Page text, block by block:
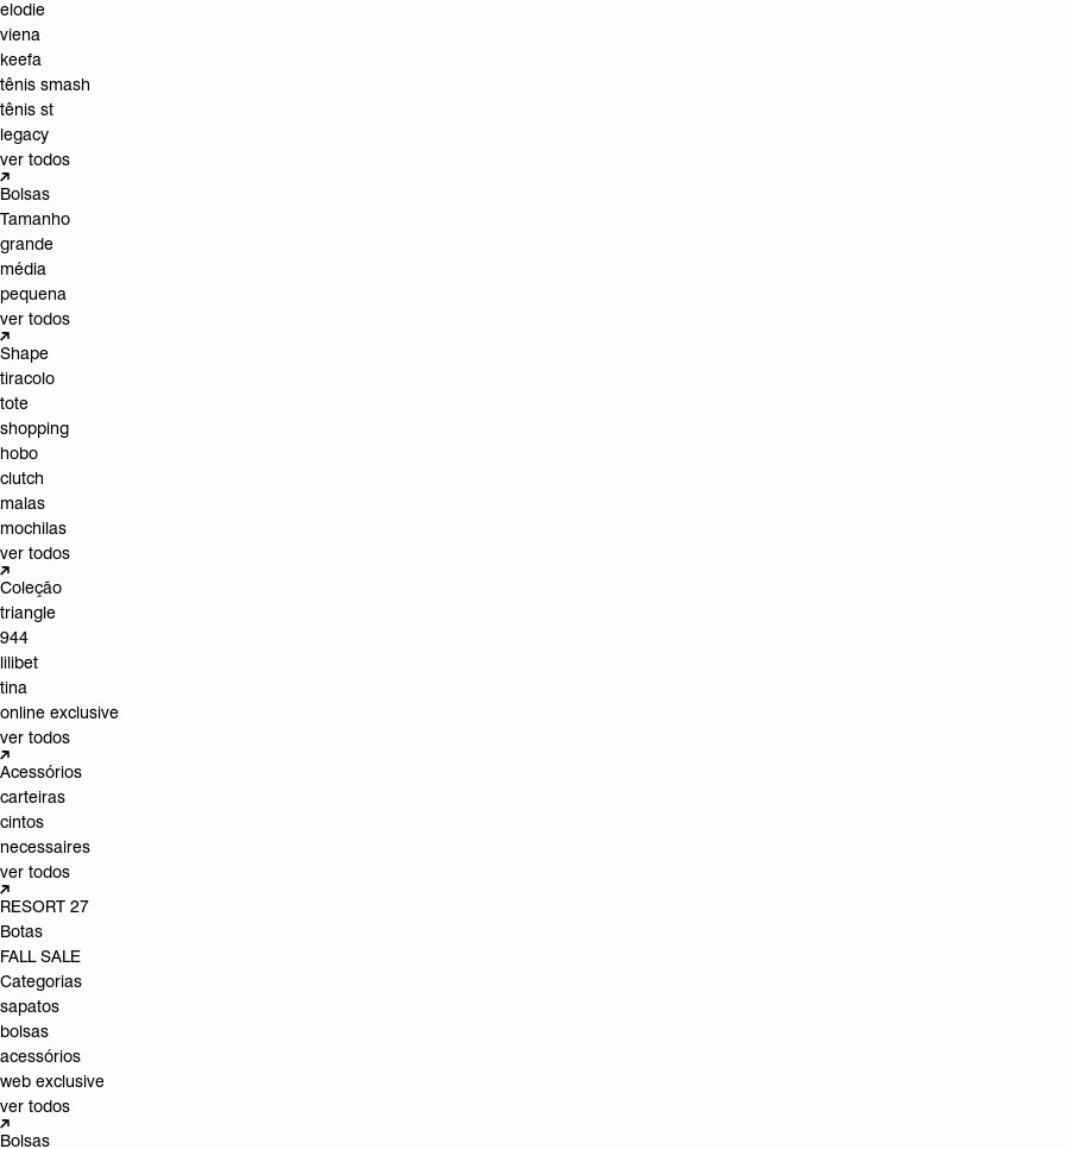
elodie
viena
keefa
tênis smash
tênis st
legacy
ver todos
Bolsas
Tamanho
grande
média
pequena
ver todos
Shape
tiracolo
tote
shopping
hobo
clutch
malas
mochilas
ver todos
Coleção
triangle
944
lilibet
tina
online exclusive
ver todos
Acessórios
carteiras
cintos
necessaires
ver todos
RESORT 27
Botas
FALL SALE
Categorias
sapatos
bolsas
acessórios
web exclusive
ver todos
Bolsas